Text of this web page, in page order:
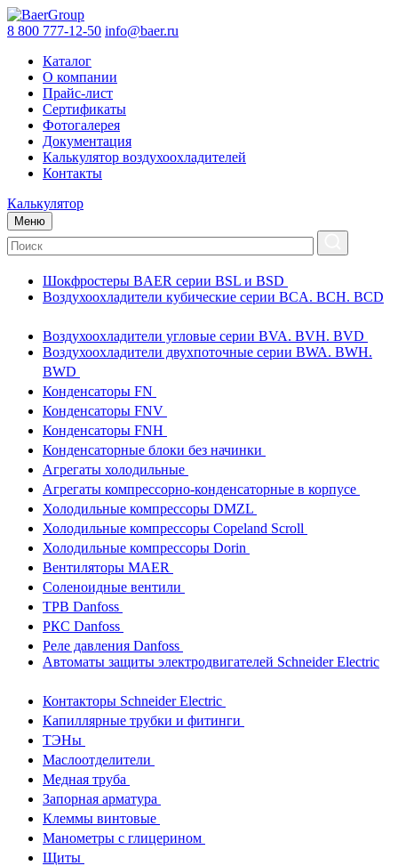
8 800 777-12-50 info@baer.ru
Каталог
О компании
Прайс-лист
Сертификаты
Фотогалерея
Документация
Калькулятор воздухоохладителей
Контакты
Калькулятор
Меню
Шокфростеры BAER серии BSL и BSD
Воздухоохладители кубические серии BCA. BCH. BCD
Воздухоохладители угловые серии BVA. BVH. BVD
Воздухоохладители двухпоточные серии BWA. BWH.
BWD
Конденсаторы FN
Конденсаторы FNV
Конденсаторы FNH
Конденсаторные блоки без начинки
Агрегаты холодильные
Агрегаты компрессорно-конденсаторные в корпусе
Холодильные компрессоры DMZL
Холодильные компрессоры Copeland Scroll
Холодильные компрессоры Dorin
Вентиляторы MAER
Соленоидные вентили
ТРВ Danfoss
РКС Danfoss
Реле давления Danfoss
Автоматы защиты электродвигателей Schneider Electric
Контакторы Schneider Electric
Капиллярные трубки и фитинги
ТЭНы
Маслоотделители
Медная труба
Запорная арматура
Клеммы винтовые
Манометры с глицерином
Щиты